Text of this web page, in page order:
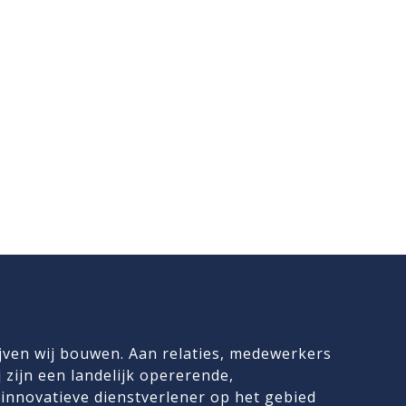
wij bouwen. Aan relaties, medewerkers
zijn een landelijk opererende,
dienstverlener op het gebied